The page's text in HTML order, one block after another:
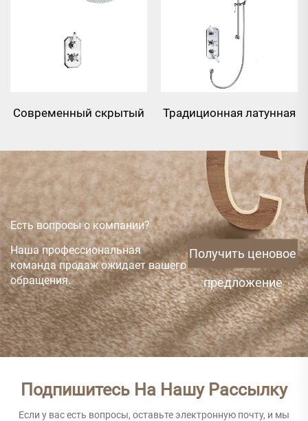
Современный скрытый
душевой смеситель из
латуни с одной
функцией
Традиционная латунная
скрытая
термостатическая
душевая система
Есть вопросы о компании?
Наша профессиональная
команда продаж ожидает вашего
обращения.
Получить ценовое
предложение
Подпишитесь На Нашу Рассылку
Если у вас есть вопросы, оставьте электронную почту, и мы